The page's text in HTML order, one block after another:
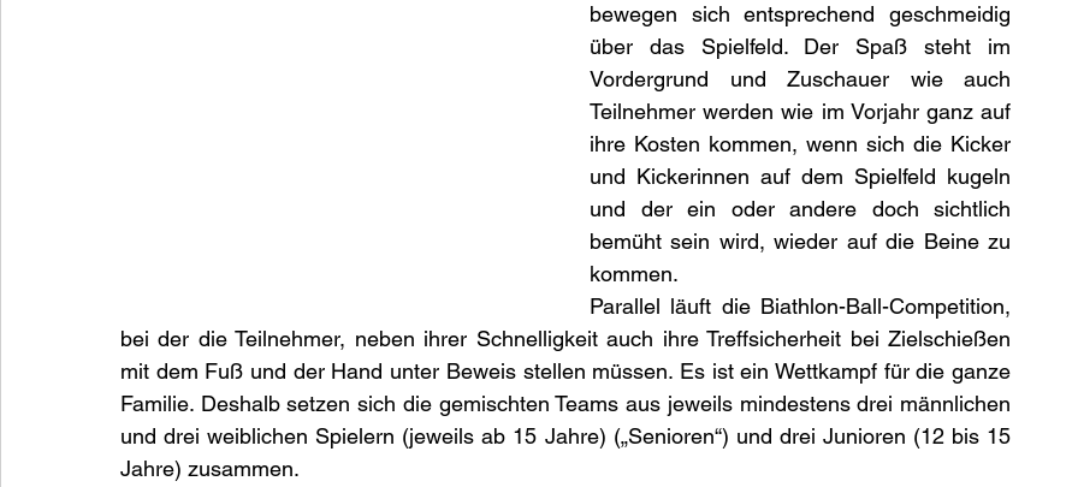
bewegen sich entsprechend geschmeidig
über das Spielfeld. Der Spaß steht im
Vordergrund und Zuschauer wie auch
Teilnehmer werden wie im Vorjahr ganz auf
ihre Kosten kommen, wenn sich die Kicker
und Kickerinnen auf dem Spielfeld kugeln
und der ein oder andere doch sichtlich
bemüht sein wird, wieder auf die Beine zu
kommen.
Parallel läuft die Biathlon-Ball-Competition,
bei der die Teilnehmer, neben ihrer Schnelligkeit auch ihre Treffsicherheit bei Zielschießen
mit dem Fuß und der Hand unter Beweis stellen müssen. Es ist ein Wettkampf für die ganze
Familie. Deshalb setzen sich die gemischten Teams aus jeweils mindestens drei männlichen
und drei weiblichen Spielern (jeweils ab 15 Jahre) („Senioren“) und drei Junioren (12 bis 15
Jahre) zusammen.